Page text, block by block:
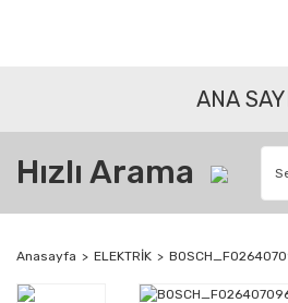
ANA
Hızlı Arama
Anasayfa ELEKTRİK